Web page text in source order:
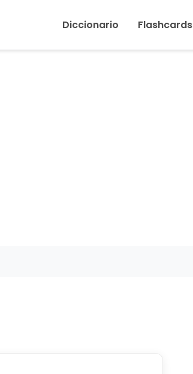
Diccionario Flashcards